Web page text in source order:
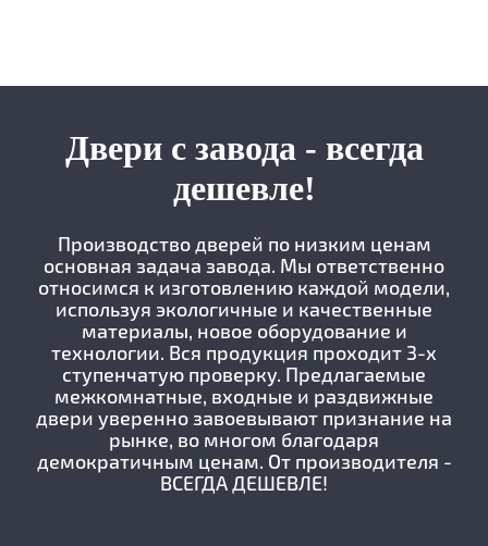
Двери с завода - всегда
дешевле!
Производство дверей по низким ценам
основная задача завода. Мы ответственно
относимся к изготовлению каждой модели,
используя экологичные и качественные
материалы, новое оборудование и
технологии. Вся продукция проходит 3-х
ступенчатую проверку. Предлагаемые
межкомнатные, входные и раздвижные
двери уверенно завоевывают признание на
рынке, во многом благодаря
демократичным ценам. От производителя -
ВСЕГДА ДЕШЕВЛЕ!